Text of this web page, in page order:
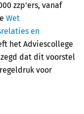
zzp'ers, vanaf
Wet
en
het Adviescollege
dat dit voorstel
voor